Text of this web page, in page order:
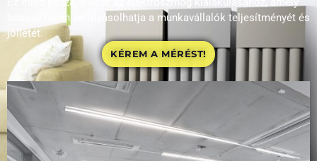
hosszú távon befolyásolhatja a munkavállalók teljesítményét és
jóllétét.
KÉREM A MÉRÉST!